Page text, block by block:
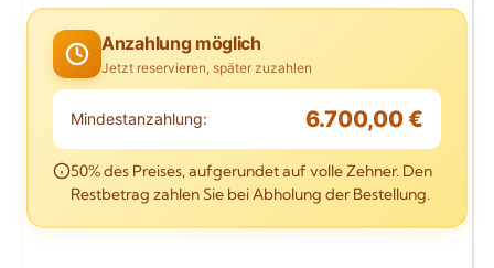
Anzahlung möglich
Jetzt reservieren, später zuzahlen
Mindestanzahlung: 6.700,00 €
50% des Preises, aufgerundet auf volle Zehner. Den
Restbetrag zahlen Sie bei Abholung der Bestellung.